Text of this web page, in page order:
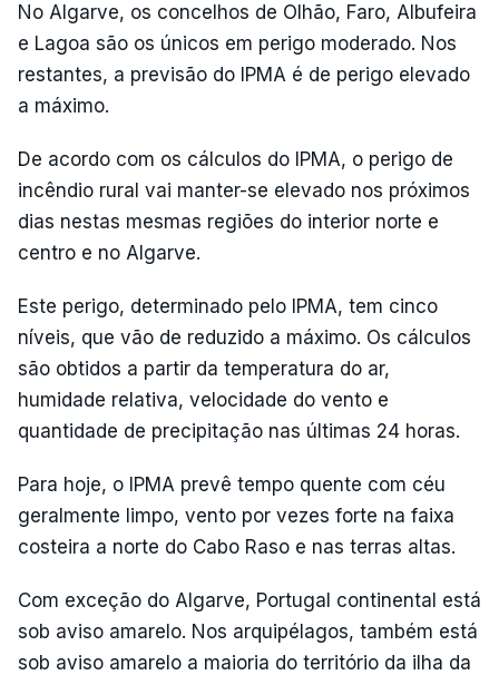
No Algarve, os concelhos de Olhão, Faro, Albufeira
e Lagoa são os únicos em perigo moderado. Nos
restantes, a previsão do IPMA é de perigo elevado
a máximo.
De acordo com os cálculos do IPMA, o perigo de
incêndio rural vai manter-se elevado nos próximos
dias nestas mesmas regiões do interior norte e
centro e no Algarve.
Este perigo, determinado pelo IPMA, tem cinco
níveis, que vão de reduzido a máximo. Os cálculos
são obtidos a partir da temperatura do ar,
humidade relativa, velocidade do vento e
quantidade de precipitação nas últimas 24 horas.
Para hoje, o IPMA prevê tempo quente com céu
geralmente limpo, vento por vezes forte na faixa
costeira a norte do Cabo Raso e nas terras altas.
Com exceção do Algarve, Portugal continental está
sob aviso amarelo. Nos arquipélagos, também está
sob aviso amarelo a maioria do território da ilha da